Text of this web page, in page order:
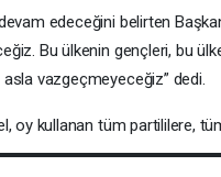
edeceğini belirten
Bu ülkenin gençleri, bu
vazgeçmeyeceğiz” dedi.
oy kullanan tüm partililere,